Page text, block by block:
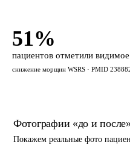
51%
пациентов отметили
снижение морщин WSRS · PMID
Фотографии «до и после»
Покажем реальные фото